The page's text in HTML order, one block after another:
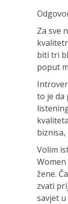
Za sve
biti tri
poput
to je da
Volim
žene.
zvati
savjet